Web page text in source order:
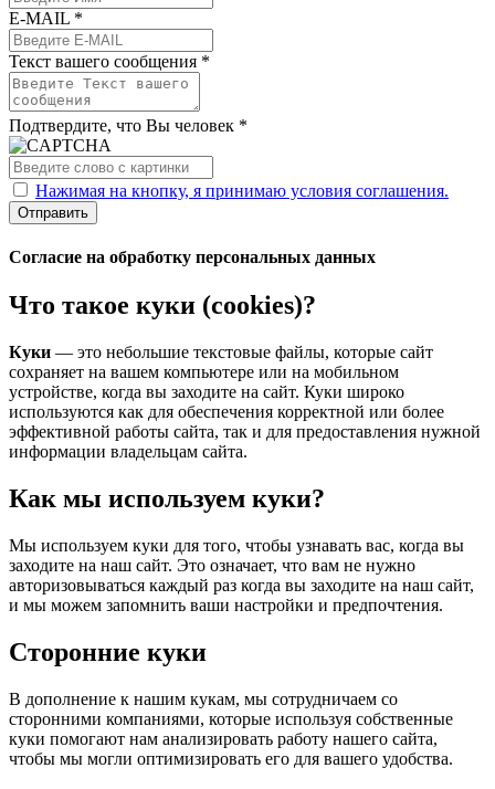
E-MAIL *
Текст вашего сообщения *
Подтвердите, что Вы человек *
Нажимая на кнопку, я принимаю условия соглашения.
Отправить
Согласие на обработку персональных данных
Что такое куки (cookies)?
Куки — это небольшие текстовые файлы, которые сайт
сохраняет на вашем компьютере или на мобильном
устройстве, когда вы заходите на сайт. Куки широко
используются как для обеспечения корректной или более
эффективной работы сайта, так и для предоставления нужной
информации владельцам сайта.
Как мы используем куки?
Мы используем куки для того, чтобы узнавать вас, когда вы
заходите на наш сайт. Это означает, что вам не нужно
авторизовываться каждый раз когда вы заходите на наш сайт,
и мы можем запомнить ваши настройки и предпочтения.
Сторонние куки
В дополнение к нашим кукам, мы сотрудничаем со
сторонними компаниями, которые используя собственные
куки помогают нам анализировать работу нашего сайта,
чтобы мы могли оптимизировать его для вашего удобства.